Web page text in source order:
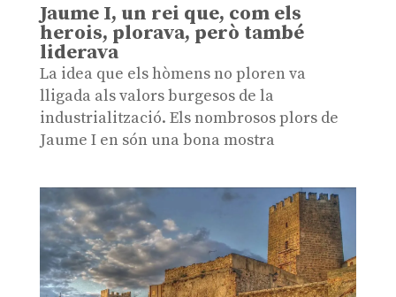
Jaume I, un rei que, com els
herois, plorava, però també
liderava
La idea que els hòmens no ploren va
lligada als valors burgesos de la
industrialització. Els nombrosos plors de
Jaume I en són una bona mostra